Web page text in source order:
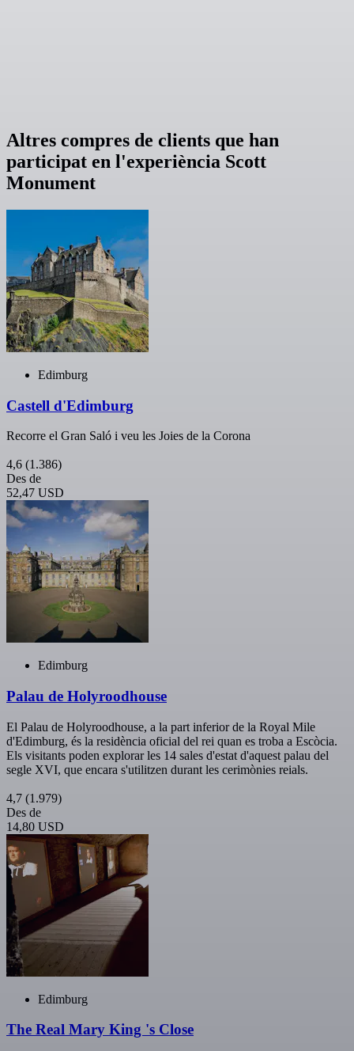
Altres compres de clients que han
participat en l'experiència Scott
Monument
Edimburg
Castell d'Edimburg
Recorre el Gran Saló i veu les Joies de la Corona
4,6 (1.386)
Des de
52,47 USD
Edimburg
Palau de Holyroodhouse
El Palau de Holyroodhouse, a la part inferior de la Royal Mile
d'Edimburg, és la residència oficial del rei quan es troba a Escòcia.
Els visitants poden explorar les 14 sales d'estat d'aquest palau del
segle XVI, que encara s'utilitzen durant les cerimònies reials.
4,7 (1.979)
Des de
14,80 USD
Edimburg
The Real Mary King 's Close